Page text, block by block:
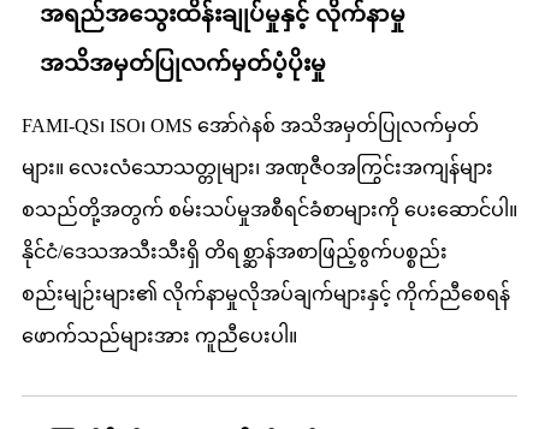
အရည်အသွေးထိန်းချုပ်မှုနှင့် လိုက်နာမှု
အသိအမှတ်ပြုလက်မှတ်ပံ့ပိုးမှု
FAMI-QS၊ ISO၊ OMS အော်ဂဲနစ် အသိအမှတ်ပြုလက်မှတ်
များ။ လေးလံသောသတ္တုများ၊ အဏုဇီဝအကြွင်းအကျန်များ
စသည်တို့အတွက် စမ်းသပ်မှုအစီရင်ခံစာများကို ပေးဆောင်ပါ။
နိုင်ငံ/ဒေသအသီးသီးရှိ တိရစ္ဆာန်အစာဖြည့်စွက်ပစ္စည်း
စည်းမျဉ်းများ၏ လိုက်နာမှုလိုအပ်ချက်များနှင့် ကိုက်ညီစေရန်
ဖောက်သည်များအား ကူညီပေးပါ။